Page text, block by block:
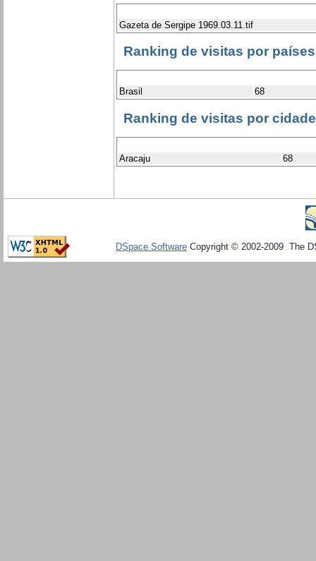
Gazeta de Sergipe 1969.03.11.tif
Ranking de visitas por países
Brasil 68
Ranking de visitas por
Aracaju 68
DSpace Software Copyright © 2002-2009 The